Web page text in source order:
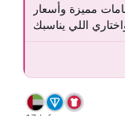
مميزة وأسعار